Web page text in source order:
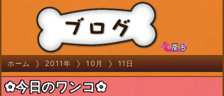
ホーム 2011年 10月 11日
✿今日のワンコ✿